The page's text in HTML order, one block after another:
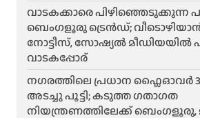
വാടകക്കാരെ പിഴിഞ്ഞെടുക്കുന്ന
ബെംഗളൂരു ട്രെൻഡ്;
നോട്ടീസ്, സോഷ്യൽ
വാടകപ്പോര്
ന​ഗരത്തിലെ പ്രധാന ഫ്ലൈഓവർ
അടച്ചു പൂട്ടി; കടുത്ത ഗതാഗത
നിയന്ത്രണത്തിലേക്ക് ബെംഗളൂരു,